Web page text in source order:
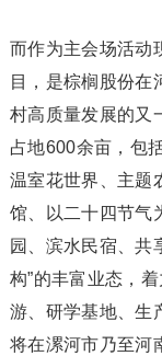
而作为主会场活动
目，是棕榈股份在
村高质量发展的又
占地600余亩，包
温室花世界、主题
馆、以二十四节气
园、滨水民宿、共
构”的丰富业态，
游、研学基地、生
将在漯河市乃至河